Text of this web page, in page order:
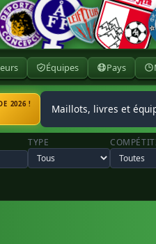
Équipes Pays
2026 ! Maillots, livres et
TYPE